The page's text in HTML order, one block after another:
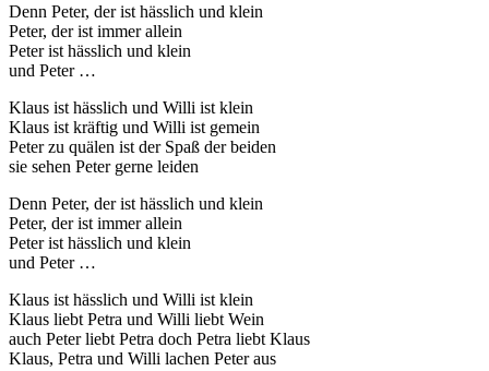
Denn Peter, der ist hässlich und klein
Peter, der ist immer allein
Peter ist hässlich und klein
und Peter …
Klaus ist hässlich und Willi ist klein
Klaus ist kräftig und Willi ist gemein
Peter zu quälen ist der Spaß der beiden
sie sehen Peter gerne leiden
Denn Peter, der ist hässlich und klein
Peter, der ist immer allein
Peter ist hässlich und klein
und Peter …
Klaus ist hässlich und Willi ist klein
Klaus liebt Petra und Willi liebt Wein
auch Peter liebt Petra doch Petra liebt Klaus
Klaus, Petra und Willi lachen Peter aus